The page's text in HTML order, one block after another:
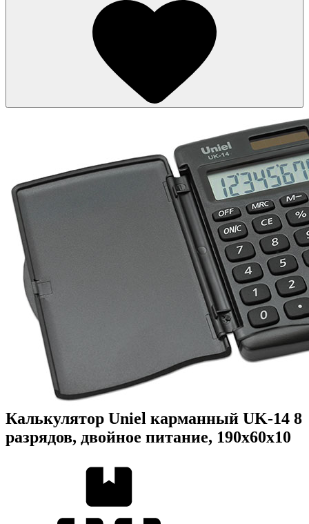
Калькулятор Uniel карманный UK-14 8
разрядов, двойное питание, 190х60х10